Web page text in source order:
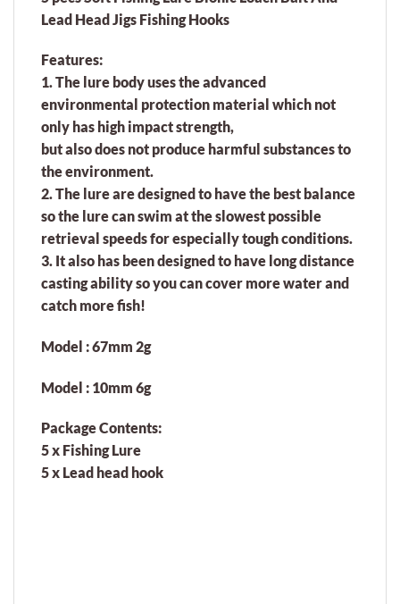
Lead Head Jigs Fishing Hooks
Features:
1. The lure body uses the advanced
environmental protection material which not
only has high impact strength,
but also does not produce harmful substances to
the environment.
2. The lure are designed to have the best balance
so the lure can swim at the slowest possible
retrieval speeds for especially tough conditions.
3. It also has been designed to have long distance
casting ability so you can cover more water and
catch more fish!
Model : 67mm 2g
Model : 10mm 6g
Package Contents:
5 x Fishing Lure
5 x Lead head hook